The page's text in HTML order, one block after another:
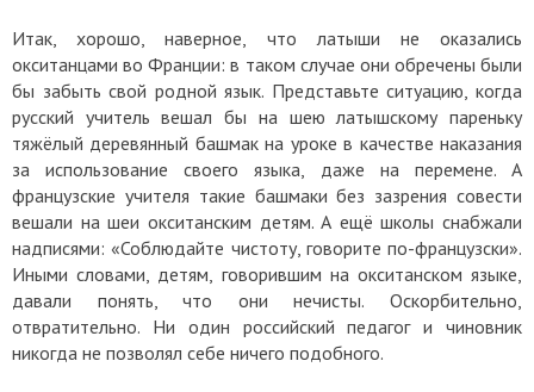
Итак, хорошо, наверное, что латыши не оказались
окситанцами во Франции: в таком случае они обречены были
бы забыть свой родной язык. Представьте ситуацию, когда
русский учитель вешал бы на шею латышскому пареньку
тяжёлый деревянный башмак на уроке в качестве наказания
за использование своего языка, даже на перемене. А
французские учителя такие башмаки без зазрения совести
вешали на шеи окситанским детям. А ещё школы снабжали
надписями: «Соблюдайте чистоту, говорите по-французски».
Иными словами, детям, говорившим на окситанском языке,
давали понять, что они нечисты. Оскорбительно,
отвратительно. Ни один российский педагог и чиновник
никогда не позволял себе ничего подобного.